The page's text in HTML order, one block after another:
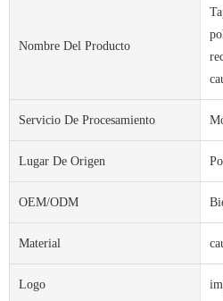
Nombre Del Producto
Servicio De Procesamiento
Lugar De Origen
OEM/ODM
Material
Logo